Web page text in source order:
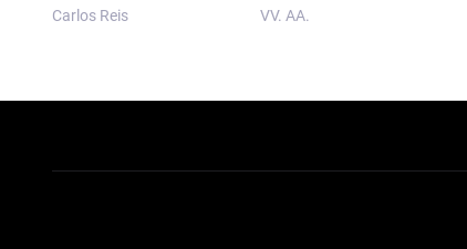
Carlos Reis
VV. AA.